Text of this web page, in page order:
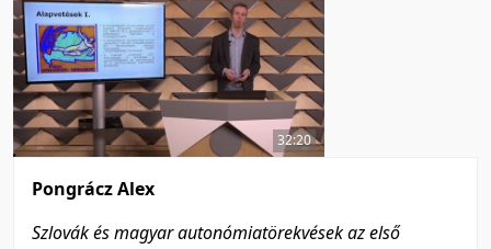
32:20
Pongrácz Alex
Szlovák és magyar autonómiatörekvések az első